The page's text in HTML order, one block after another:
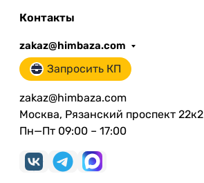
Контакты
zakaz@himbaza.com
Запросить КП
zakaz@himbaza.com
Москва, Рязанский проспект 22к2
Пн—Пт 09:00 – 17:00